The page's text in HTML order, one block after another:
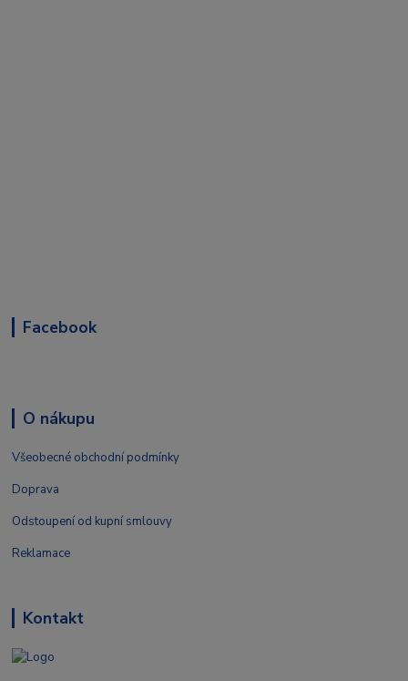
Facebook
O nákupu
Všeobecné obchodní podmínky
Doprava
Odstoupení od kupní smlouvy
Reklamace
Kontakt